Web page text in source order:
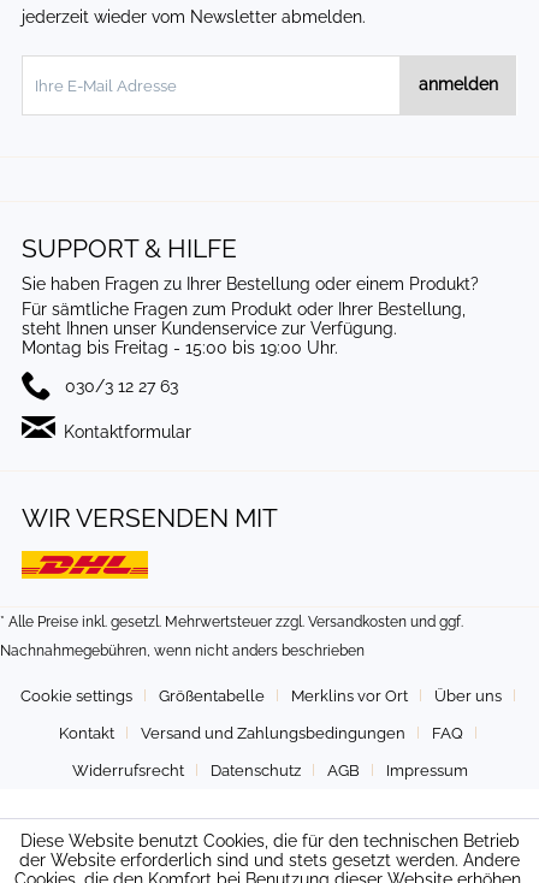
jederzeit wieder vom Newsletter abmelden.
anmelden
SUPPORT & HILFE
Sie haben Fragen zu Ihrer Bestellung oder einem Produkt?
Für sämtliche Fragen zum Produkt oder Ihrer Bestellung,
steht Ihnen unser Kundenservice zur Verfügung.
Montag bis Freitag - 15:00 bis 19:00 Uhr.
030/3 12 27 63
Kontaktformular
WIR VERSENDEN MIT
* Alle Preise inkl. gesetzl. Mehrwertsteuer zzgl. Versandkosten und ggf.
Nachnahmegebühren, wenn nicht anders beschrieben
Cookie settings Größentabelle Merklins vor Ort Über uns
Kontakt Versand und Zahlungsbedingungen FAQ
Widerrufsrecht Datenschutz AGB Impressum
Diese Website benutzt Cookies, die für den technischen Betrieb
der Website erforderlich sind und stets gesetzt werden. Andere